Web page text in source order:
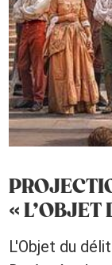
« L’OBJET
L'Objet du délit